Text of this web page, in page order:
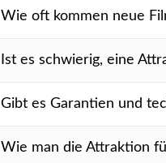
Wie oft kommen neue
Ist es schwierig, eine
Gibt es Garantien und
Wie man die Attraktion